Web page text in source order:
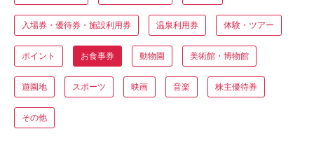
入場券・優待券・施設利用券 温泉利用券 体験・ツアー
ポイント お食事券 動物園 美術館・博物館
遊園地 スポーツ 映画 音楽 株主優待券
その他